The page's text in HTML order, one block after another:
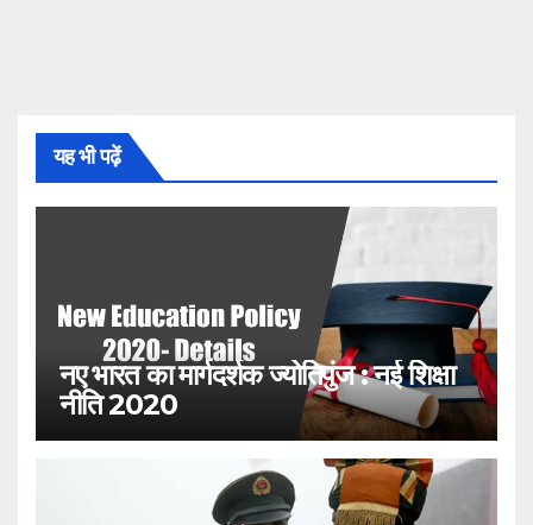
यह भी पढ़ें
नए भारत का मार्गदर्शक ज्योतिपुंज : नई शिक्षा
नीति 2020